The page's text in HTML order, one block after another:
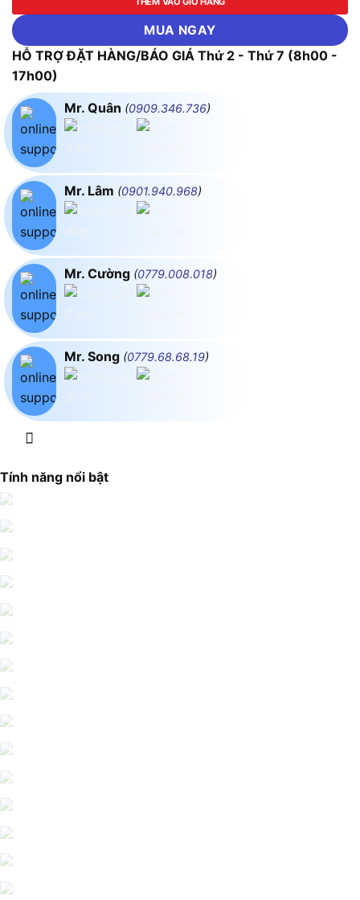
MUA NGAY
HỖ TRỢ ĐẶT HÀNG/BÁO GIÁ Thứ 2 - Thứ 7 (8h00 -
17h00)
Mr. Quân (0909.346.736)
Mr. Lâm (0901.940.968)
Mr. Cường (0779.008.018)
Mr. Song (0779.68.68.19)
Tính năng nổi bật